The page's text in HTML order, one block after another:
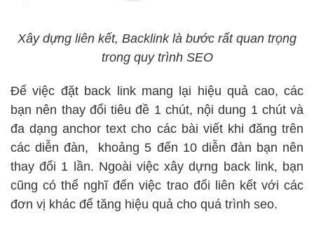
Xây dựng liên kết, Backlink là bước rất quan trọng
trong quy trình SEO
Để việc đặt back link mang lại hiệu quả cao, các
bạn nên thay đổi tiêu đề 1 chút, nội dung 1 chút và
đa dạng anchor text cho các bài viết khi đăng trên
các diễn đàn, khoảng 5 đến 10 diễn đàn bạn nên
thay đổi 1 lần. Ngoài việc xây dựng back link, bạn
cũng có thể nghĩ đến việc trao đổi liên kết với các
đơn vị khác để tăng hiệu quả cho quá trình seo.